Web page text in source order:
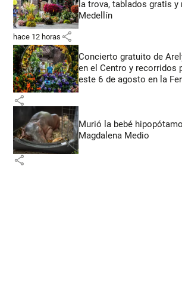
la trova, tablados gratis y
Medellín
hace 12 horas share
Concierto gratuito de
en el Centro y recorridos
este 6 de agosto en la
share
Murió la bebé
Magdalena Medio
share